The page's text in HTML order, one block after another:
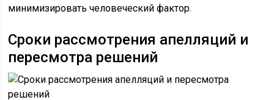
минимизировать человеческий фактор.
Сроки рассмотрения апелляций и
пересмотра решений